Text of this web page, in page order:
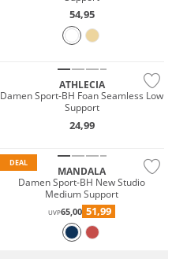
54,95
ATHLECIA
Damen Sport-BH Foan Seamless Low
Support
24,99
DEAL
MANDALA
Damen Sport-BH New Studio
Medium Support
UVP65,00 51,99